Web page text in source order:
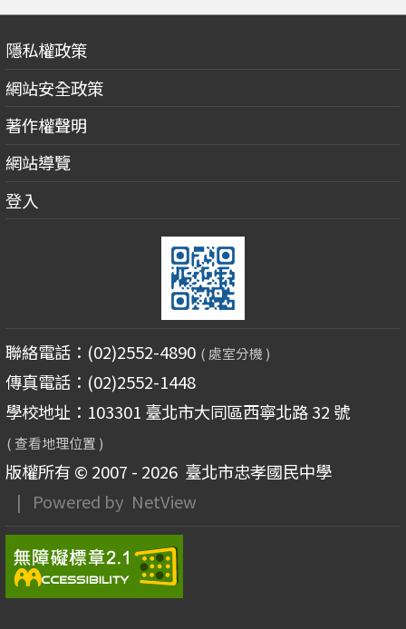
隱私權政策
網站安全政策
著作權聲明
網站導覽
登入
聯絡電話：(02)2552-4890 ( 處室分機 )
傳真電話：(02)2552-1448
學校地址：103301 臺北市大同區西寧北路 32 號
( 查看地理位置 )
版權所有 © 2007 - 2026臺北市忠孝國民中學
| Powered by NetView